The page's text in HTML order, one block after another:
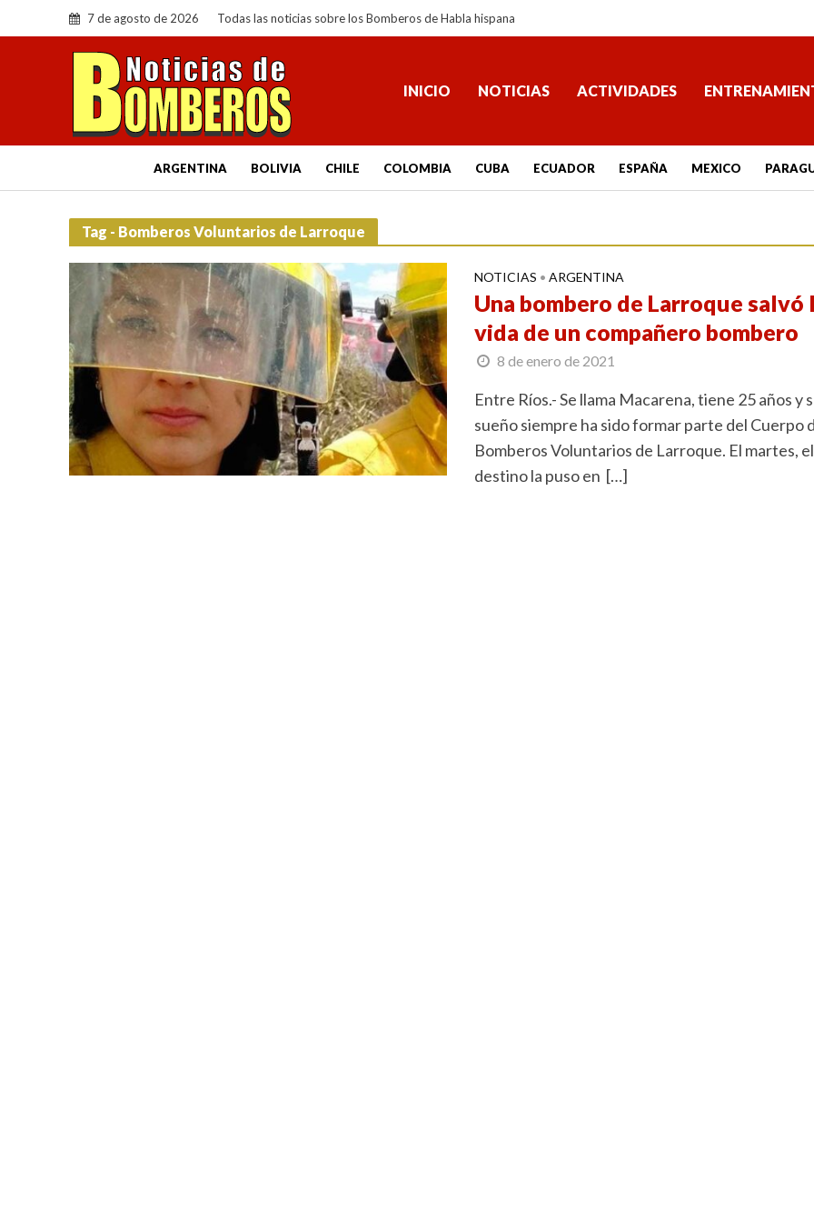
7 de agosto de 2026 Todas las noticias sobre los Bomberos de Habla hispana
INICIO NOTICIAS ACTIVIDADES
ARGENTINA BOLIVIA CHILE COLOMBIA CUBA ECUADOR ESPAÑA MEXICO
Tag - Bomberos Voluntarios de Larroque
NOTICIAS • ARGENTINA
Una bombero de Larroque salvó
vida de un compañero bombero
8 de enero de 2021
Entre Ríos.- Se llama Macarena, tiene 25 años y
sueño siempre ha sido formar parte del Cuerpo
Bomberos Voluntarios de Larroque. El martes, el
destino la puso en […]